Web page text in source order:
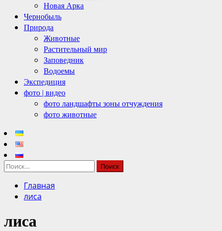
Новая Арка
Чернобыль
Природа
Животные
Растительный мир
Заповедник
Водоемы
Экспедиция
фото | видео
фото ландшафты зоны отчуждения
фото животные
Найти:
Главная
лиса
лиса